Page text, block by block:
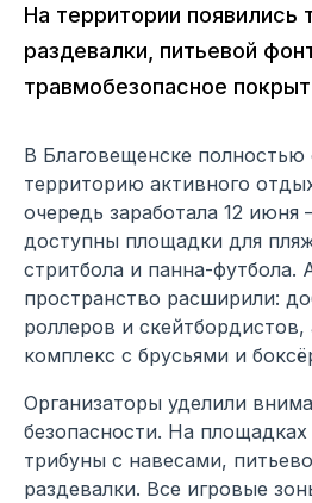
На территории появились
раздевалки, питьевой
травмобезопасное
В Благовещенске полностью
территорию активного
очередь заработала 12 июня
доступны площадки для
стритбола и панна-футбола.
пространство расширили:
роллеров и
комплекс с брусьями и
Организаторы уделили
безопасности. На площадках
трибуны с навесами,
раздевалки. Все игровые